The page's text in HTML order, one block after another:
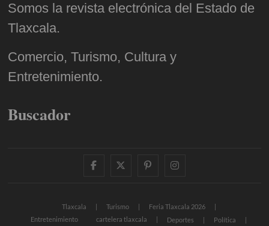
Somos la revista electrónica del Estado de
Tlaxcala.
Comercio, Turismo, Cultura y
Entretenimiento.
Buscador
facebooktwitter
pinterestinstagram
Tlaxcala Turismo
Feria Tlaxcala 2026
Entretenimiento
cartelera tlaxcala Deportes
Política